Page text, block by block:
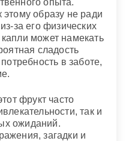
Федоровской
опыта.
образу не ради
за его физических
может намекать
сладость
в заботе,
фрукт часто
так и
ожиданий.
загадки и